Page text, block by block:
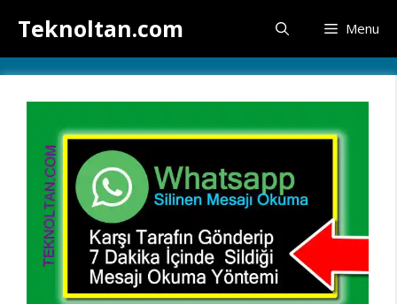
atlaTeknoltan.com Menu